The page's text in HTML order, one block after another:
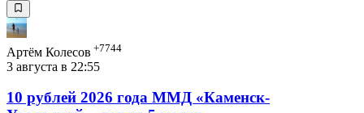
Артём Колесов +7744
3 августа в 22:55
10 рублей 2026 года ММД «Каменск-